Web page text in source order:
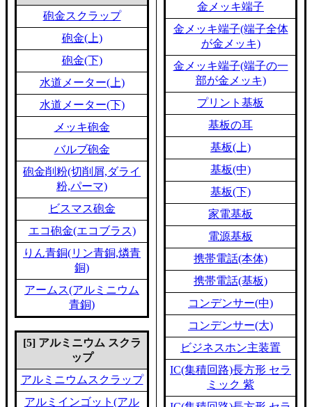
砲金スクラップ
砲金(上)
砲金(下)
水道メーター(上)
水道メーター(下)
メッキ砲金
バルブ砲金
砲金削粉(切削屑,ダライ
粉,パーマ)
ビスマス砲金
エコ砲金(エコブラス)
りん青銅(リン青銅,燐青
銅)
アームス(アルミニウム
青銅)
[5] アルミニウム スクラ
ップ
アルミニウムスクラップ
アルミインゴット(アル
金メッキ端子
金メッキ端子(端子全体
が金メッキ)
金メッキ端子(端子の一
部が金メッキ)
プリント基板
基板の耳
基板(上)
基板(中)
基板(下)
家電基板
電源基板
携帯電話(本体)
携帯電話(基板)
コンデンサー(中)
コンデンサー(大)
ビジネスホン主装置
IC(集積回路)長方形 セラ
ミック 紫